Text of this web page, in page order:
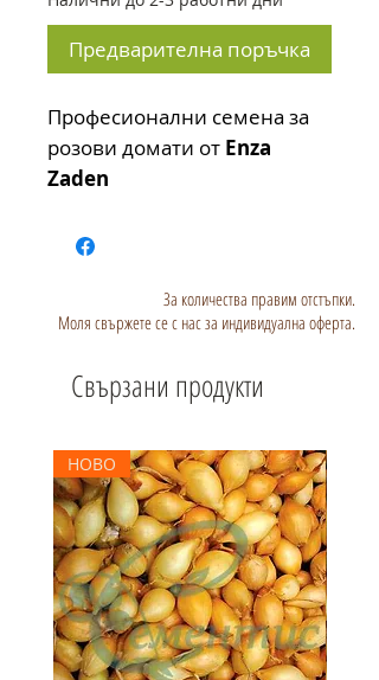
Предварителна поръчка
Професионални семена за
розови домати от Enza
Zaden
За количества правим отстъпки.
Моля свържете се с нас за индивидуална оферта.
Свързани продукти
НОВО